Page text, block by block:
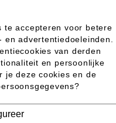
TEX DOOS
te accepteren voor betere
en advertentiedoeleinden.
van derden
en persoonlijke
je deze cookies en de